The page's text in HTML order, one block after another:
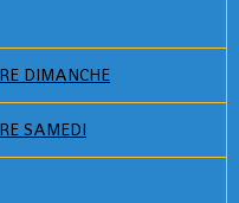
DIMANCHE
SAMEDI